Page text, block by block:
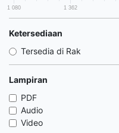
1 080 1 362
Ketersediaan
Tersedia di Rak
Lampiran
PDF
Audio
Video